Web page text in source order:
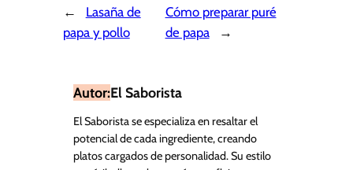
←
Lasaña de
papa y pollo
Cómo preparar puré
de papa
→
Autor:El Saborista
El Saborista se especializa en resaltar el
potencial de cada ingrediente, creando
platos cargados de personalidad. Su estilo